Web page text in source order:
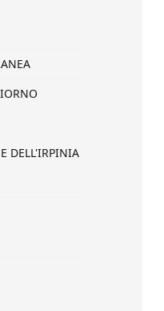
DELL'IRPINIA